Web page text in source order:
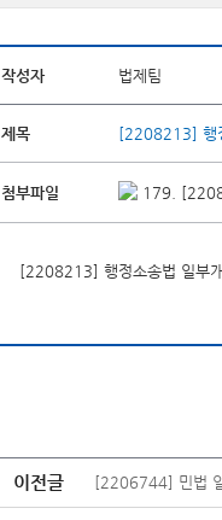
작성자 법제팀
제목 [2208213] 행
첨부파일 179.
[2208213] 행정소송법 일부
이전글 [2206744] 민법